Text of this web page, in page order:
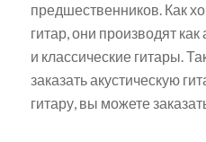
предшественников. Как
гитар, они производят как
и классические гитары.
заказать акустическую
гитару, вы можете